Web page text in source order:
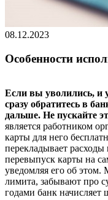
08.12.2023
Особенности
Если вы уволились, и
сразу обратитесь в
дальше. Не пускайте
является работником
карты для него
перекладывает расходы
перевыпуск карты на
уведомляя его об этом.
лимита, забывают про
годами банк